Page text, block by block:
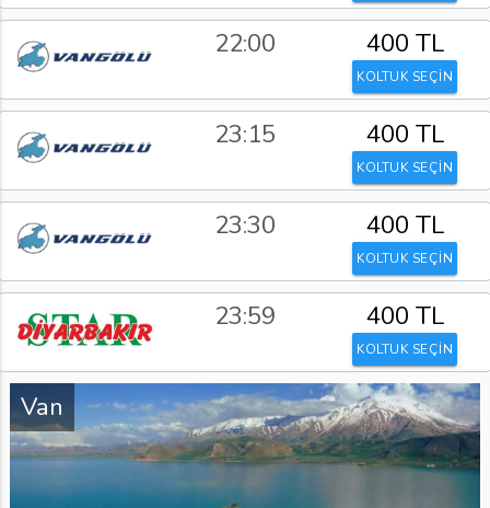
22:00 400 TL
KOLTUK SEÇİN
23:15 400 TL
KOLTUK SEÇİN
23:30 400 TL
KOLTUK SEÇİN
23:59 400 TL
KOLTUK SEÇİN
Van